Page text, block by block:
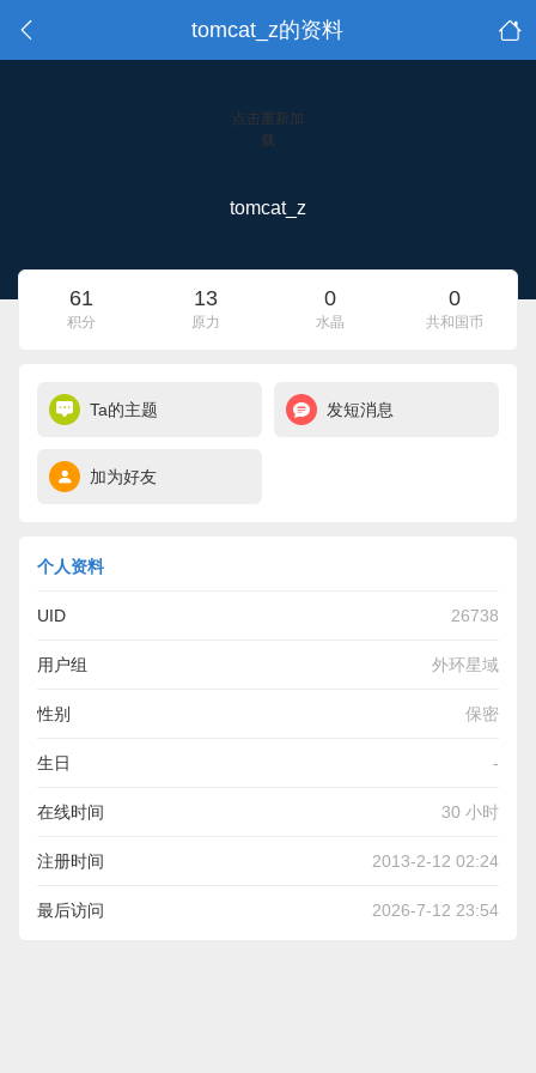
tomcat_z的资料
点击重新加
载
tomcat_z
61
积分
13
原力
0
水晶
0
共和国币
Ta的主题 发短消息
加为好友
个人资料
UID 26738
用户组 外环星域
性别 保密
生日 -
在线时间 30 小时
注册时间 2013-2-12 02:24
最后访问 2026-7-12 23:54